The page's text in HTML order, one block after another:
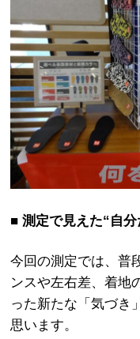
■ 測定で見えた“自
今回の測定では、普
ンスや左右差、着地
った新たな「気づき
思います。